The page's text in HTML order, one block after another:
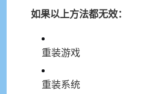
如果以上方法都无效：
重装游戏
重装系统